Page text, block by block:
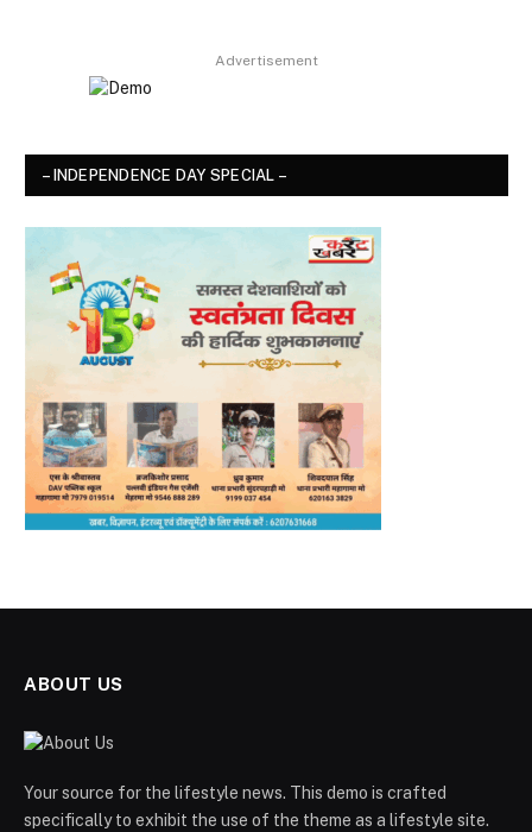
Advertisement
– INDEPENDENCE DAY SPECIAL –
ABOUT US
Your source for the lifestyle news. This demo is crafted
specifically to exhibit the use of the theme as a lifestyle site.